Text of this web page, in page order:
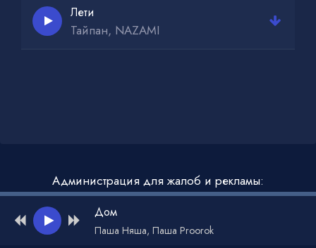
Лети
Тайпан, NAZAMI
Администрация для жалоб и рекламы:
admin@muzdark.net
Дом
Паша Няша, Паша Proorok